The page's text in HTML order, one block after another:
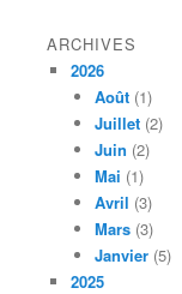
ARCHIVES
2026
Août (1)
Juillet (2)
Juin (2)
Mai (1)
Avril (3)
Mars (3)
Janvier (5)
2025